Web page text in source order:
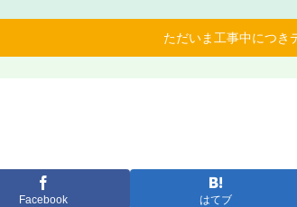
ただいま工事中につき
Facebook はてブ